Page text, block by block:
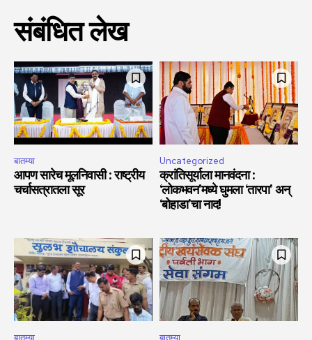
संबंधित लेख
बातम्या
आपण सारेच मूलनिवासी : राष्ट्रीय
चर्चासत्रातला सूर
Uncategorized
क्रांतिसूर्याला मानवंदना :
‘लोकभवन’मध्ये घुमला ‘तारपा’ अन्
‘बोहाडा’चा नाद!